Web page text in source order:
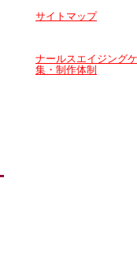
サイトマップ
ナールスエイジング
集・制作体制